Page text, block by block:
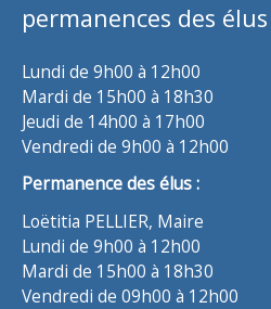
permanences des élus
Lundi de 9h00 à 12h00
Mardi de 15h00 à 18h30
Jeudi de 14h00 à 17h00
Vendredi de 9h00 à 12h00
Permanence des élus :
Loëtitia PELLIER, Maire
Lundi de 9h00 à 12h00
Mardi de 15h00 à 18h30
Vendredi de 09h00 à 12h00